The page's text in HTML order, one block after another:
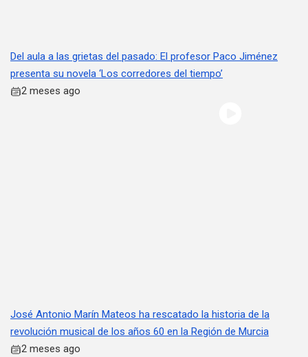
Del aula a las grietas del pasado: El profesor Paco Jiménez
presenta su novela ‘Los corredores del tiempo’
2 meses ago
José Antonio Marín Mateos ha rescatado la historia de la
revolución musical de los años 60 en la Región de Murcia
2 meses ago